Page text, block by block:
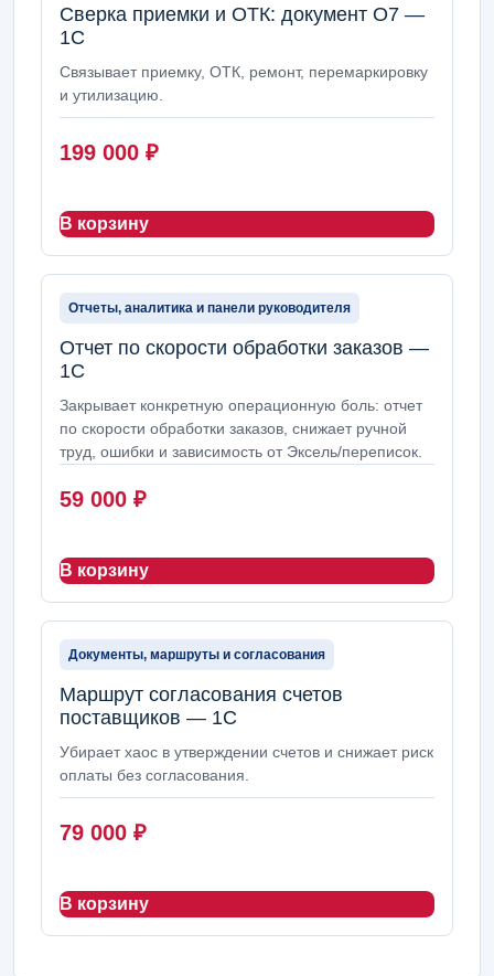
Сверка приемки и ОТК: документ О7 —
1С
Связывает приемку, ОТК, ремонт, перемаркировку
и утилизацию.
199 000 ₽
В корзину
Отчеты, аналитика и панели руководителя
Отчет по скорости обработки заказов —
1С
Закрывает конкретную операционную боль: отчет
по скорости обработки заказов, снижает ручной
труд, ошибки и зависимость от Эксель/переписок.
59 000 ₽
В корзину
Документы, маршруты и согласования
Маршрут согласования счетов
поставщиков — 1С
Убирает хаос в утверждении счетов и снижает риск
оплаты без согласования.
79 000 ₽
В корзину